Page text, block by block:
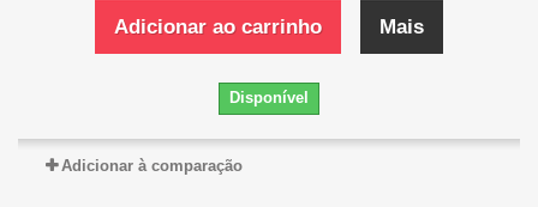
Adicionar ao carrinho Mais
Disponível
Adicionar à comparação